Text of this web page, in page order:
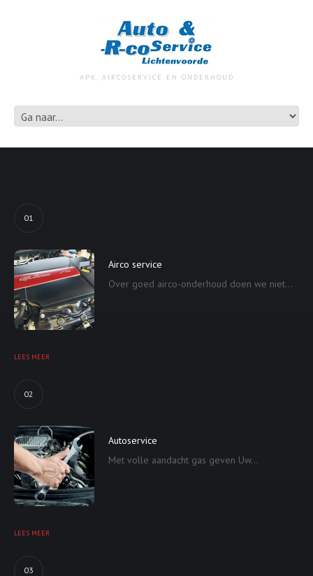
APK, AIRCOSERVICE EN ONDERHOUD
01
Airco service
Over goed airco-onderhoud doen we niet...
LEES MEER
02
Autoservice
Met volle aandacht gas geven Uw...
LEES MEER
03